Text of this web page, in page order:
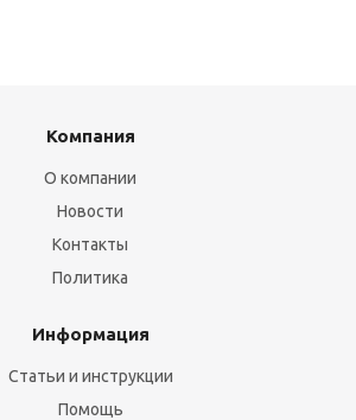
Компания
О компании
Новости
Контакты
Политика
Информация
Статьи и инструкции
Помощь